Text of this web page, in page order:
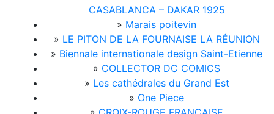
CASABLANCA – DAKAR 1925
» Marais poitevin
» LE PITON DE LA FOURNAISE LA RÉUNION
» Biennale internationale design Saint-Etienne
» COLLECTOR DC COMICS
» Les cathédrales du Grand Est
» One Piece